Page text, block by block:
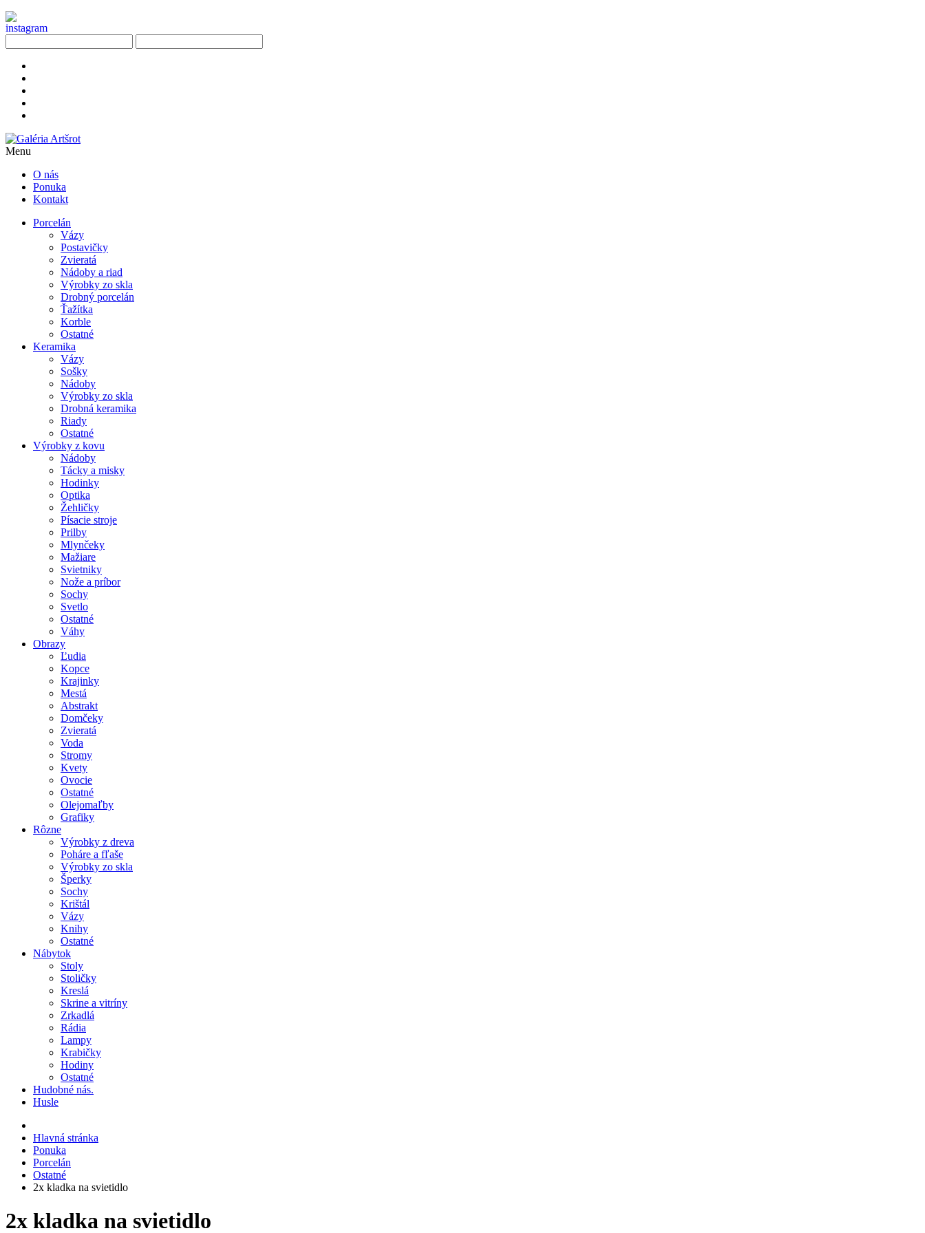
Menu
O nás
Ponuka
Kontakt
Porcelán
Vázy
Postavičky
Zvieratá
Nádoby a riad
Výrobky zo skla
Drobný porcelán
Ťažítka
Korble
Ostatné
Keramika
Vázy
Sošky
Nádoby
Výrobky zo skla
Drobná keramika
Riady
Ostatné
Výrobky z kovu
Nádoby
Tácky a misky
Hodinky
Optika
Žehličky
Písacie stroje
Prilby
Mlynčeky
Mažiare
Svietniky
Nože a príbor
Sochy
Svetlo
Ostatné
Váhy
Obrazy
Ľudia
Kopce
Krajinky
Mestá
Abstrakt
Domčeky
Zvieratá
Voda
Stromy
Kvety
Ovocie
Ostatné
Olejomaľby
Grafiky
Rôzne
Výrobky z dreva
Poháre a fľaše
Výrobky zo skla
Šperky
Sochy
Krištál
Vázy
Knihy
Ostatné
Nábytok
Stoly
Stoličky
Kreslá
Skrine a vitríny
Zrkadlá
Rádia
Lampy
Krabičky
Hodiny
Ostatné
Hudobné nás.
Husle
Hlavná stránka
Ponuka
Porcelán
Ostatné
2x kladka na svietidlo
2x kladka na svietidlo